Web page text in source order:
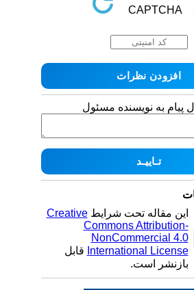
پیام به نویسنده مسئول
این مقاله تحت شرایطCreative
Commons
NonCommercial
Internationalقابل
بازنشر است.